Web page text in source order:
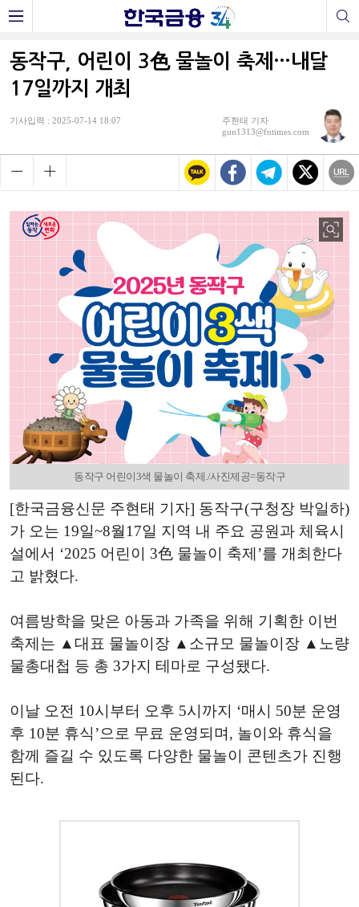
동작구, 어린이 3色 물놀이 축제…내달
17일까지 개최
기사입력 : 2025-07-14 18:07
주현태 기자
gun1313@fntimes.com
동작구 어린이3색 물놀이 축제./사진제공=동작구
[한국금융신문 주현태 기자] 동작구(구청장 박일하)
가 오는 19일~8월17일 지역 내 주요 공원과 체육시
설에서 ‘2025 어린이 3色 물놀이 축제’를 개최한다
고 밝혔다.
여름방학을 맞은 아동과 가족을 위해 기획한 이번
축제는 ▲대표 물놀이장 ▲소규모 물놀이장 ▲노량
물총대첩 등 총 3가지 테마로 구성됐다.
이날 오전 10시부터 오후 5시까지 ‘매시 50분 운영
후 10분 휴식’으로 무료 운영되며, 놀이와 휴식을
함께 즐길 수 있도록 다양한 물놀이 콘텐츠가 진행
된다.